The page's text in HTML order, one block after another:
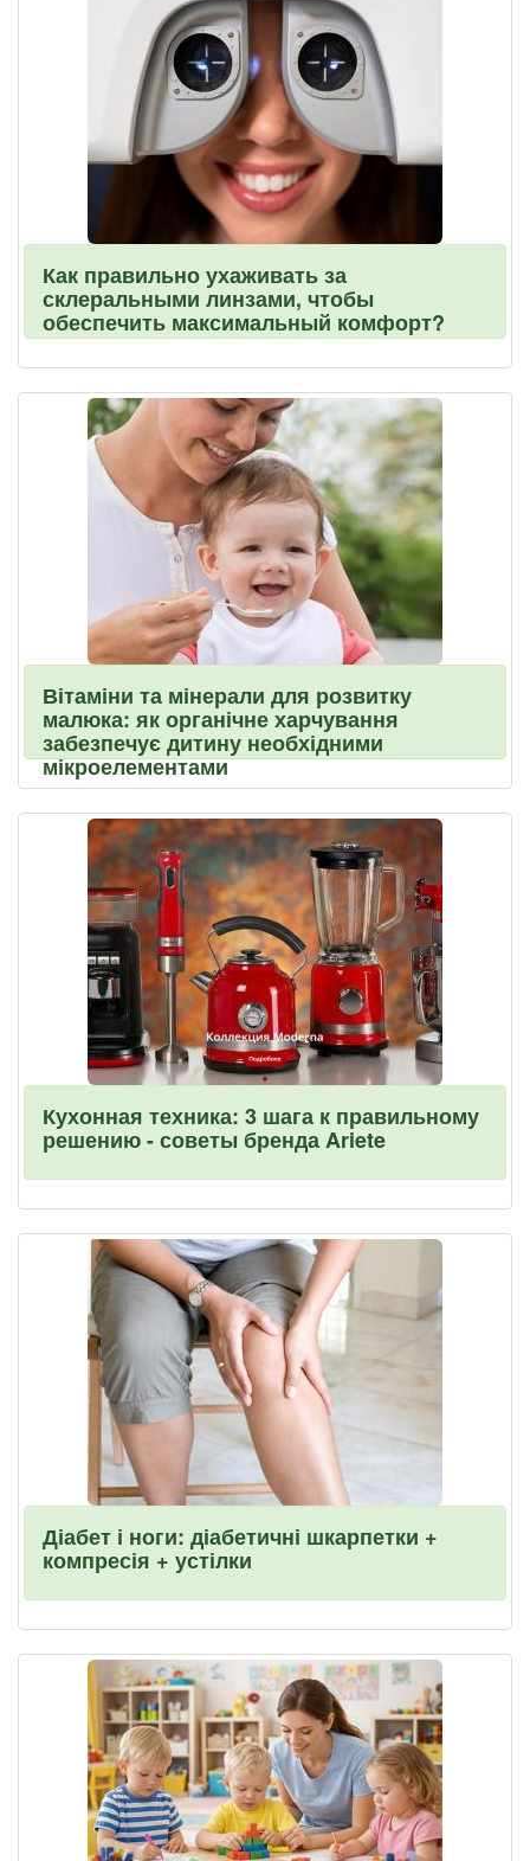
Как правильно ухаживать за
склеральными линзами, чтобы
обеспечить максимальный комфорт?
Вітаміни та мінерали для розвитку
малюка: як органічне харчування
забезпечує дитину необхідними
мікроелементами
Кухонная техника: 3 шага к правильному
решению - советы бренда Ariete
Діабет і ноги: діабетичні шкарпетки +
компресія + устілки